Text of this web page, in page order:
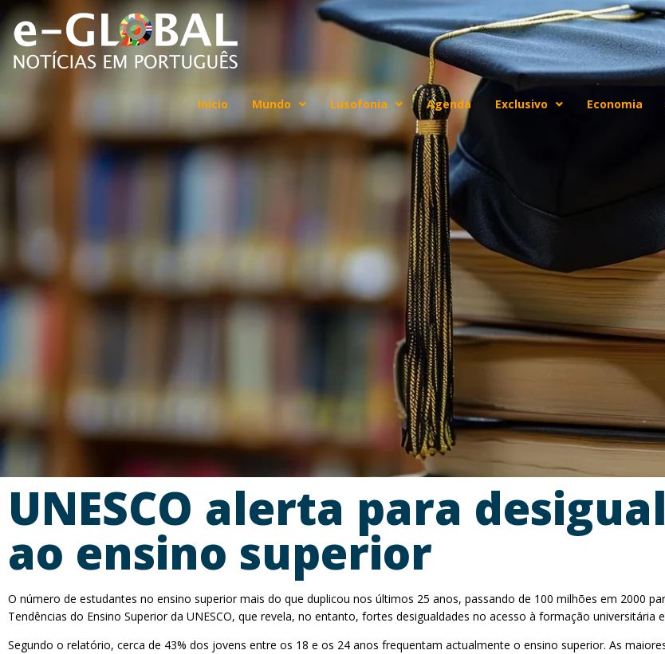
Início Mundo Lusofonia Agenda Exclusivo Economia
UNESCO alerta para
ao ensino superior
O número de estudantes no ensino superior mais do que duplicou nos últimos 25 anos, passando de 100 milhões em 2000
Tendências do Ensino Superior da UNESCO, que revela, no entanto, fortes desigualdades no acesso à formação universitária
Segundo o relatório, cerca de 43% dos jovens entre os 18 e os 24 anos frequentam actualmente o ensino superior. As